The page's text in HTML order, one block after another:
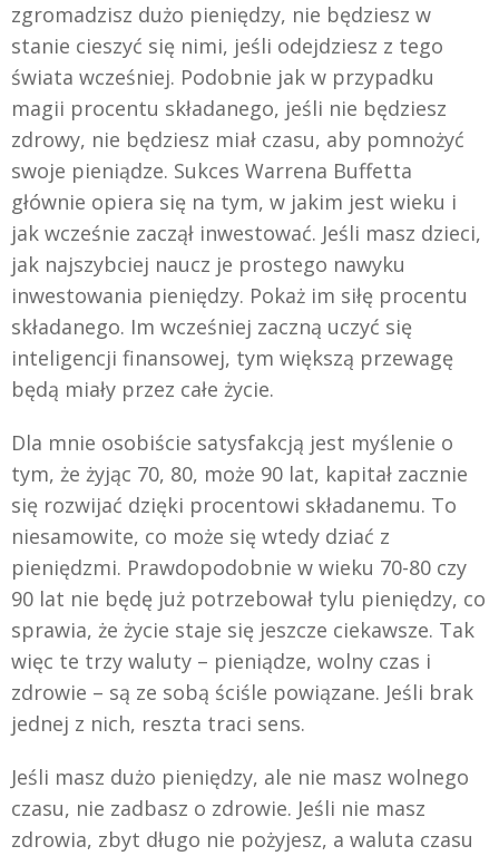
zgromadzisz dużo pieniędzy, nie będziesz w
stanie cieszyć się nimi, jeśli odejdziesz z tego
świata wcześniej. Podobnie jak w przypadku
magii procentu składanego, jeśli nie będziesz
zdrowy, nie będziesz miał czasu, aby pomnożyć
swoje pieniądze. Sukces Warrena Buffetta
głównie opiera się na tym, w jakim jest wieku i
jak wcześnie zaczął inwestować. Jeśli masz dzieci,
jak najszybciej naucz je prostego nawyku
inwestowania pieniędzy. Pokaż im siłę procentu
składanego. Im wcześniej zaczną uczyć się
inteligencji finansowej, tym większą przewagę
będą miały przez całe życie.
Dla mnie osobiście satysfakcją jest myślenie o
tym, że żyjąc 70, 80, może 90 lat, kapitał zacznie
się rozwijać dzięki procentowi składanemu. To
niesamowite, co może się wtedy dziać z
pieniędzmi. Prawdopodobnie w wieku 70-80 czy
90 lat nie będę już potrzebował tylu pieniędzy, co
sprawia, że życie staje się jeszcze ciekawsze. Tak
więc te trzy waluty – pieniądze, wolny czas i
zdrowie – są ze sobą ściśle powiązane. Jeśli brak
jednej z nich, reszta traci sens.
Jeśli masz dużo pieniędzy, ale nie masz wolnego
czasu, nie zadbasz o zdrowie. Jeśli nie masz
zdrowia, zbyt długo nie pożyjesz, a waluta czasu